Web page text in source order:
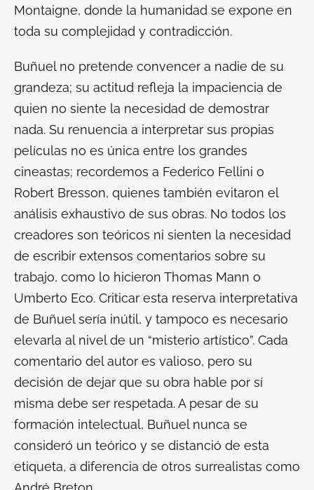
Montaigne, donde la humanidad se expone en
toda su complejidad y contradicción.
Buñuel no pretende convencer a nadie de su
grandeza; su actitud refleja la impaciencia de
quien no siente la necesidad de demostrar
nada. Su renuencia a interpretar sus propias
películas no es única entre los grandes
cineastas; recordemos a Federico Fellini o
Robert Bresson, quienes también evitaron el
análisis exhaustivo de sus obras. No todos los
creadores son teóricos ni sienten la necesidad
de escribir extensos comentarios sobre su
trabajo, como lo hicieron Thomas Mann o
Umberto Eco. Criticar esta reserva interpretativa
de Buñuel sería inútil, y tampoco es necesario
elevarla al nivel de un “misterio artístico”. Cada
comentario del autor es valioso, pero su
decisión de dejar que su obra hable por sí
misma debe ser respetada. A pesar de su
formación intelectual, Buñuel nunca se
consideró un teórico y se distanció de esta
etiqueta, a diferencia de otros surrealistas como